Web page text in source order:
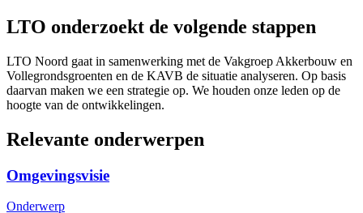
LTO onderzoekt de volgende stappen
LTO Noord gaat in samenwerking met de Vakgroep Akkerbouw en
Vollegrondsgroenten en de KAVB de situatie analyseren. Op basis
daarvan maken we een strategie op. We houden onze leden op de
hoogte van de ontwikkelingen.
Relevante onderwerpen
Omgevingsvisie
Onderwerp